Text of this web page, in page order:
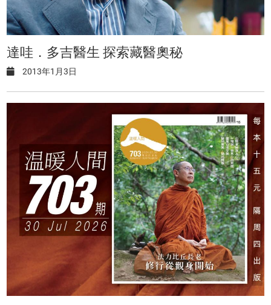
達哇．多吉醫生 探索藏醫奧秘
2013年1月3日